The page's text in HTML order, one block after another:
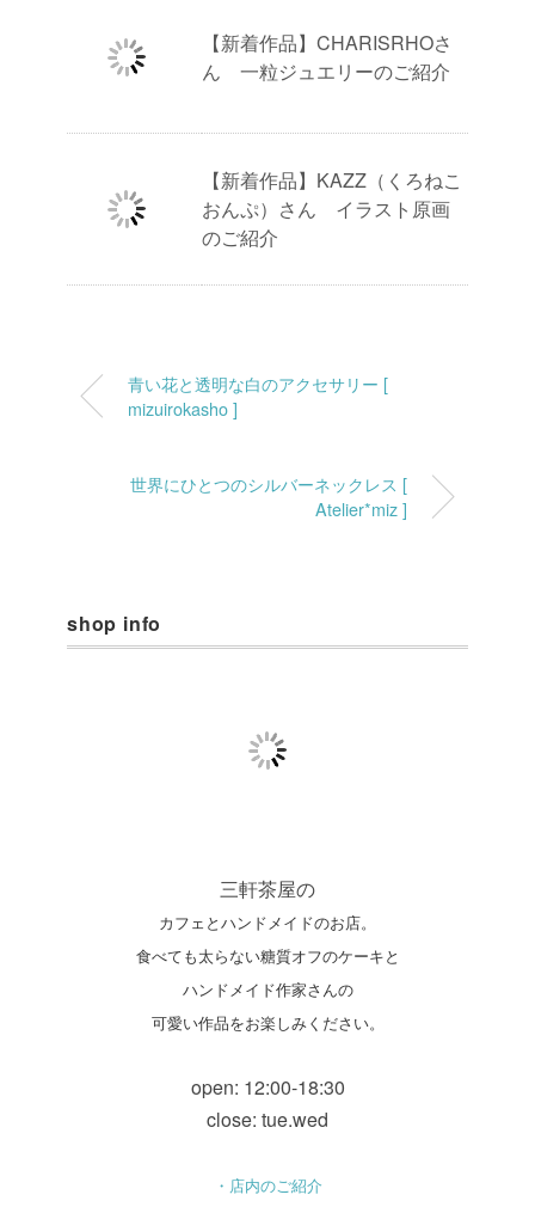
【新着作品】CHARISRHOさ
ん 一粒ジュエリーのご紹介
【新着作品】KAZZ（くろねこ
おんぷ）さん イラスト原画
のご紹介
青い花と透明な白のアクセサリー [
mizuirokasho ]
世界にひとつのシルバーネックレス [
Atelier*miz ]
shop info
三軒茶屋の
カフェとハンドメイドのお店。
食べても太らない糖質オフのケーキと
ハンドメイド作家さんの
可愛い作品をお楽しみください。
open: 12:00-18:30
close: tue.wed
・店内のご紹介